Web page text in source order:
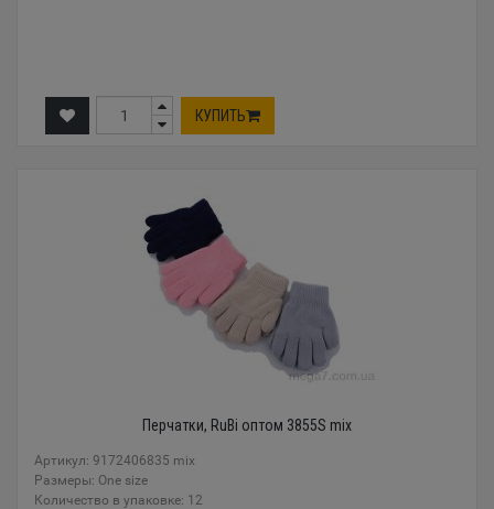
КУПИТЬ
Перчатки, RuBi оптом 3855S mix
Артикул: 9172406835 mix
Размеры: One size
Количество в упаковке: 12